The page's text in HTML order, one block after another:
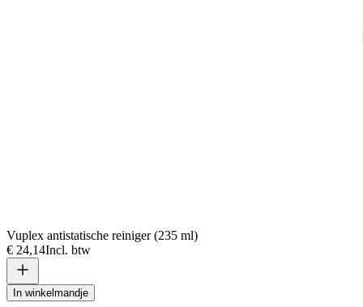
Vuplex antistatische reiniger (235 ml)
€ 24,14Incl. btw
In winkelmandje